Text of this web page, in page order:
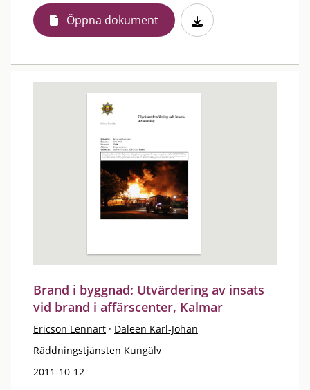
Öppna dokument
Brand i byggnad: Utvärdering av insats
vid brand i affärscenter, Kalmar
Ericson Lennart · Daleen Karl-Johan
Räddningstjänsten Kungälv
2011-10-12